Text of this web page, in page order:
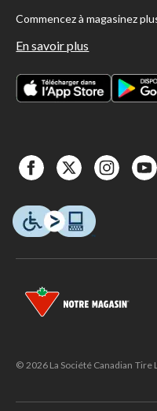
Commencez à magasinez
En savoir plus
© 2026 La Société Canadian